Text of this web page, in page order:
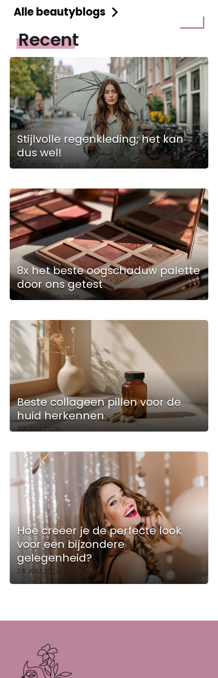
Alle beautyblogs
Recent
Stijlvolle regenkleding; het kan
dus wel!
6 AUGUSTUS 2026
8x het beste oogschaduw palette
door ons getest
3 AUGUSTUS 2026
Beste collageen pillen voor de
huid herkennen
30 JULI 2026
Hoe creëer je de perfecte look
voor een bijzondere
gelegenheid?
28 JULI 2026